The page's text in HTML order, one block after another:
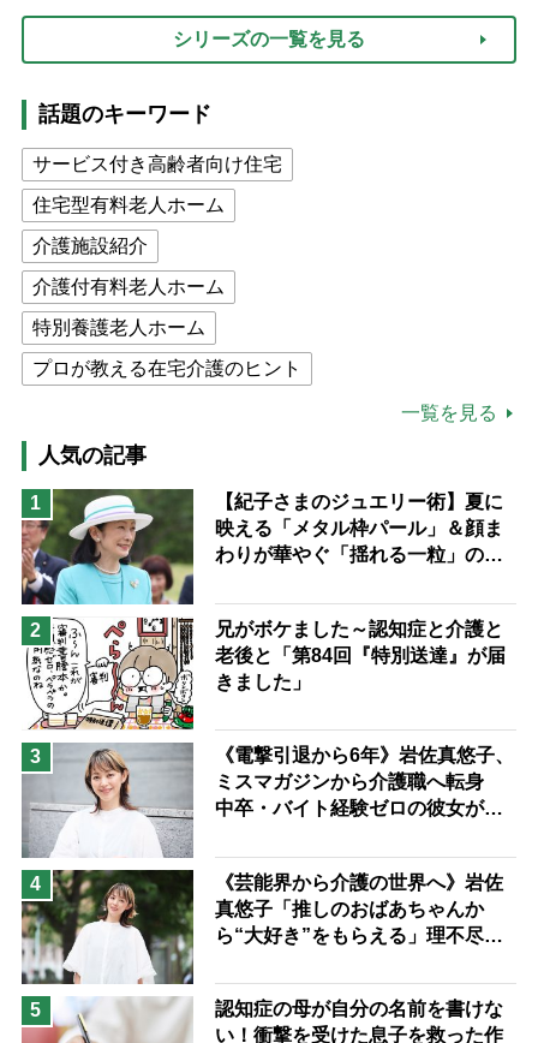
シリーズの一覧を見る
話題のキーワード
サービス付き高齢者向け住宅
住宅型有料老人ホーム
介護施設紹介
介護付有料老人ホーム
特別養護老人ホーム
プロが教える在宅介護のヒント
高木ブー
ケアマネジャー
猫が母になつきません
息子の遠距離介護サバイバル術
兄がボケました
予防法
一覧を見る
人気の記事
1
【紀子さまのジュエリー術】夏に
映える「メタル枠パール」＆顔ま
わりが華やぐ「揺れる一粒」の使
2
兄がボケました～認知症と介護と
老後と「第84回『特別送達』が届
きました」
3
《電撃引退から6年》岩佐真悠子、
ミスマガジンから介護職へ転身
中卒・バイト経験ゼロの彼女が見
ながら自分らしくいられる」
4
《芸能界から介護の世界へ》岩佐
真悠子「推しのおばあちゃんか
ら“大好き”をもらえる」理不尽さ
場は「愛おしい」
5
認知症の母が自分の名前を書けな
い！衝撃を受けた息子を救った作